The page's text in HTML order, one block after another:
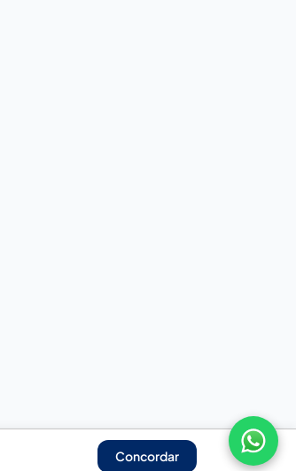
Concordar